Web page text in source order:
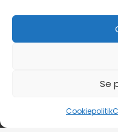
Se
Cookiepolitik
Copyright ©